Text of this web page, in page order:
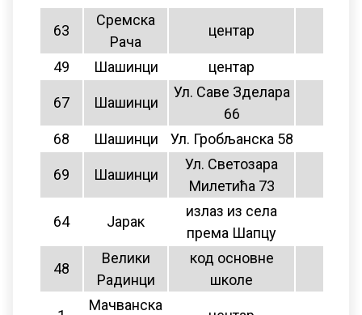
63
Сремска
Рача
центар
49 Шашинци центар
67 Шашинци
Ул. Саве Зделара
66
68 Шашинци Ул. Гробљанска 58
69 Шашинци
Ул. Светозара
Милетића 73
64 Jaрак
излаз из села
према Шапцу
48
Велики
Радинци
код основне
школе
Мачванска